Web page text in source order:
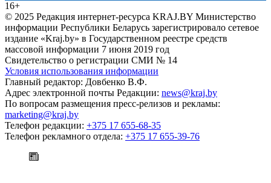
16+
© 2025 Редакция интернет-ресурса KRAJ.BY Министерство
информации Республики Беларусь зарегистрировало сетевое
издание «Kraj.by» в Государственном реестре средств
массовой информации 7 июня 2019 год
Свидетельство о регистрации СМИ № 14
Условия использования информации
Главный редактор: Довбенко В.Ф.
Адрес электронной почты Редакции: news@kraj.by
По вопросам размещения пресс-релизов и рекламы:
marketing@kraj.by
Телефон редакции: +375 17 655-68-35
Телефон рекламного отдела: +375 17 655-39-76